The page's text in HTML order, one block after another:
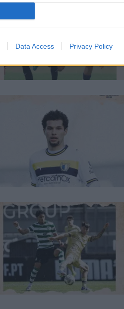
Data Access Privacy Policy